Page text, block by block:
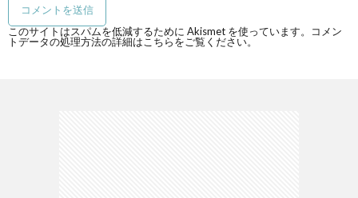
このサイトはスパムを低減するために Akismet を使っています。
コメン
トデータの処理方法の詳細はこちらをご覧ください。